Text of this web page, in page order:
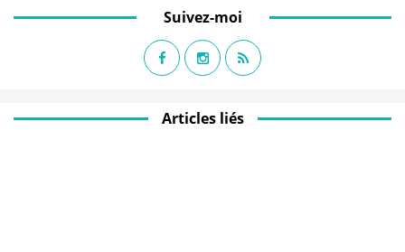
Suivez-moi
Articles liés